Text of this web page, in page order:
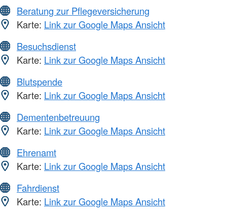
Beratung zur Pflegeversicherung
Karte: Link zur Google Maps Ansicht
Besuchsdienst
Karte: Link zur Google Maps Ansicht
Blutspende
Karte: Link zur Google Maps Ansicht
Dementenbetreuung
Karte: Link zur Google Maps Ansicht
Ehrenamt
Karte: Link zur Google Maps Ansicht
Fahrdienst
Karte: Link zur Google Maps Ansicht